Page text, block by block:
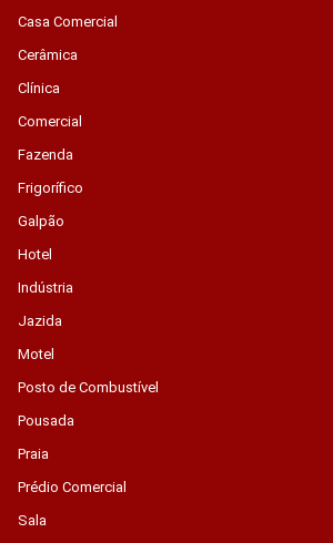
Casa Comercial
Cerâmica
Clínica
Comercial
Fazenda
Frigorífico
Galpão
Hotel
Indústria
Jazida
Motel
Posto de Combustível
Pousada
Praia
Prédio Comercial
Sala